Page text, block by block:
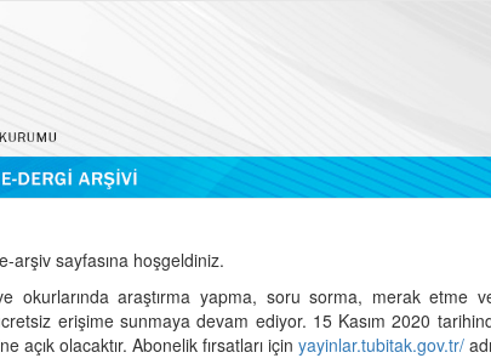
arşiv sayfasına hoşgeldiniz.
okurlarında araştırma yapma, soru sorma, merak etme
erişime sunmaya devam ediyor. 15 Kasım 2020
açık olacaktır. Abonelik fırsatları için yayinlar.tubitak.gov.tr/